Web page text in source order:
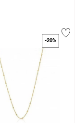
-20%